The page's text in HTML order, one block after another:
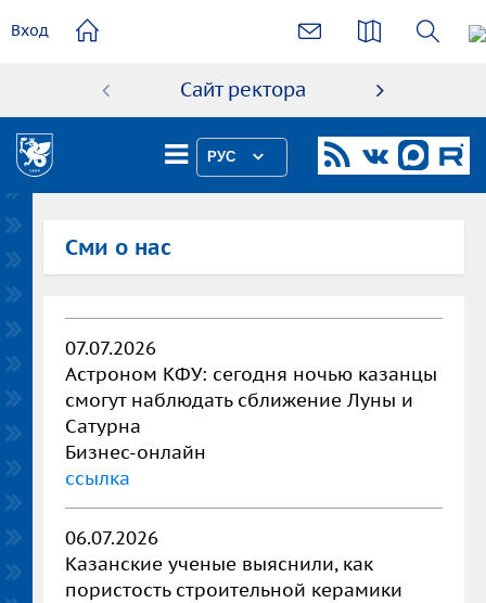
содержанию
Вход
Сайт ректора
РУС
Сми о нас
07.07.2026
Астроном КФУ: сегодня ночью казанцы
смогут наблюдать сближение Луны и
Сатурна
Бизнес-онлайн
ссылка
06.07.2026
Казанские ученые выяснили, как
пористость строительной керамики